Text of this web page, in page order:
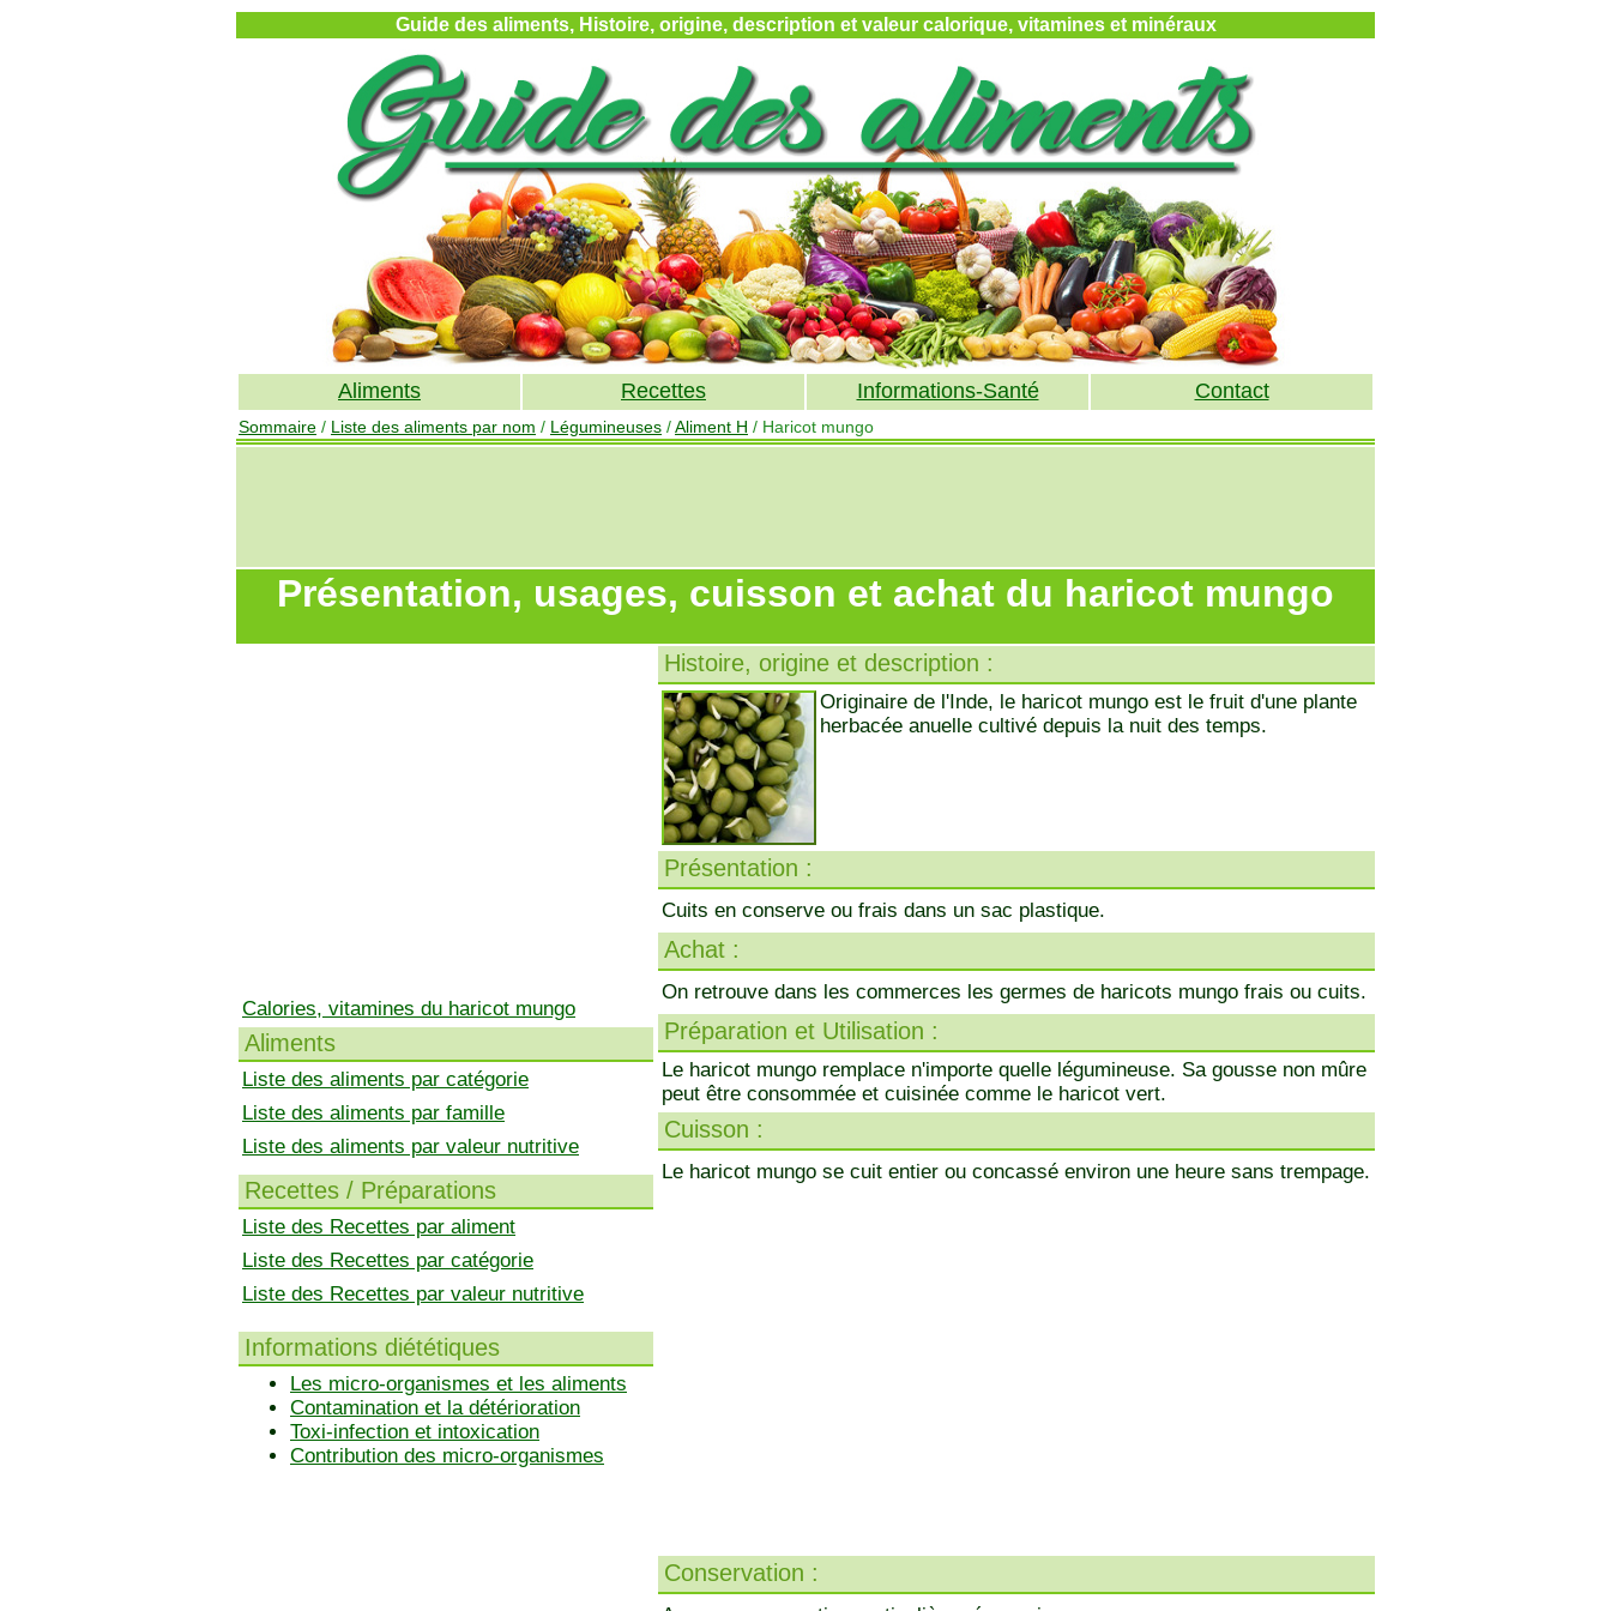
Guide des aliments, Histoire, origine, description et valeur calorique, vitamines et minéraux
Aliments Recettes Informations-Santé Contact
Sommaire / Liste des aliments par nom / Légumineuses /Aliment H / Haricot mungo
Présentation, usages, cuisson et achat du haricot mungo
Calories, vitamines du haricot mungo
Aliments
Liste des aliments par catégorie
Liste des aliments par famille
Liste des aliments par valeur nutritive
Recettes / Préparations
Liste des Recettes par aliment
Liste des Recettes par catégorie
Liste des Recettes par valeur nutritive
Informations diététiques
Les micro-organismes et les aliments
Contamination et la détérioration
Toxi-infection et intoxication
Contribution des micro-organismes
Histoire, origine et description :
Originaire de l'Inde, le haricot mungo est le fruit d'une plante
herbacée anuelle cultivé depuis la nuit des temps.
Présentation :
Cuits en conserve ou frais dans un sac plastique.
Achat :
On retrouve dans les commerces les germes de haricots mungo frais ou cuits.
Préparation et Utilisation :
Le haricot mungo remplace n'importe quelle légumineuse. Sa gousse non mûre
peut être consommée et cuisinée comme le haricot vert.
Cuisson :
Le haricot mungo se cuit entier ou concassé environ une heure sans trempage.
Conservation :